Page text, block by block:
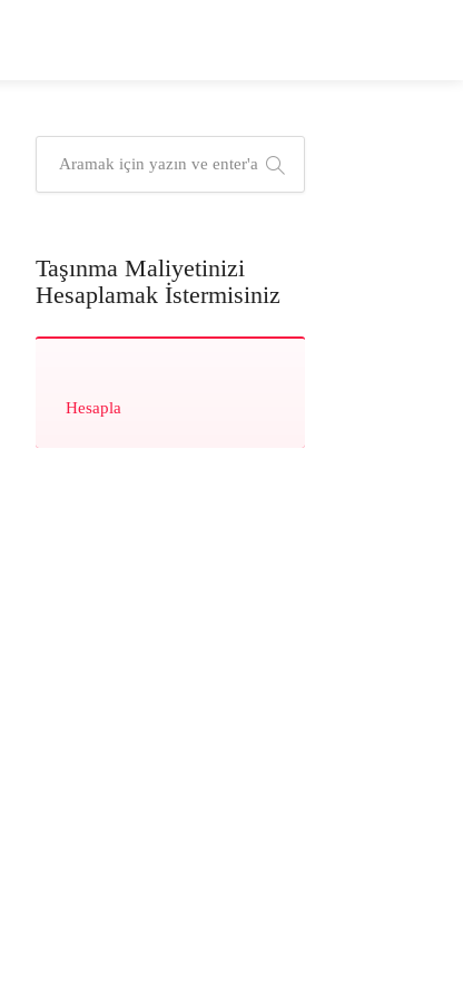
Taşınma Maliyetinizi
Hesaplamak İstermisiniz
Hesapla